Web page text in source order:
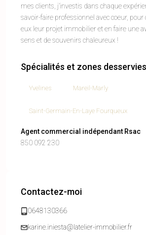
mes clients, j’investis dans chaque
savoir-faire professionnel avec coeur, pour
eux leur projet immobilier et en faire une
sens et de souvenirs chaleureux !
Spécialités et zones desservies
Yvelines Mareil-Marly
Saint-Germain-En-Laye Fourqueux
Agent commercial indépendant Rsac
850 092 230
Contactez-moi
0648130366
karine.iniesta@latelier-immobilier.fr